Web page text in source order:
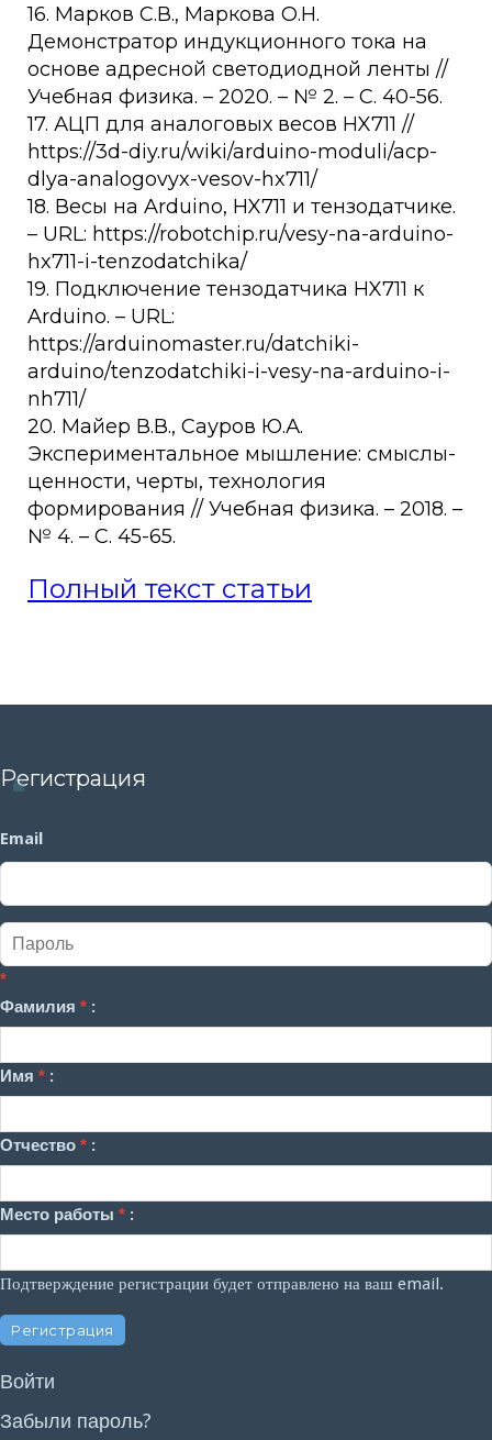
16. Марков С.В., Маркова О.Н.
Демонстратор индукционного тока на
основе адресной светодиодной ленты //
Учебная физика. – 2020. – № 2. – С. 40-56.
17. АЦП для аналоговых весов HX711 //
https://3d-diy.ru/wiki/arduino-moduli/acp-
dlya-analogovyx-vesov-hx711/
18. Весы на Arduino, HX711 и тензодатчике.
– URL: https://robotchip.ru/vesy-na-arduino-
hx711-i-tenzodatchika/
19. Подключение тензодатчика HX711 к
Arduino. – URL:
https://arduinomaster.ru/datchiki-
arduino/tenzodatchiki-i-vesy-na-arduino-i-
nh711/
20. Майер В.В., Сауров Ю.А.
Экспериментальное мышление: смыслы-
ценности, черты, технология
формирования // Учебная физика. – 2018. –
№ 4. – С. 45-65.
Полный текст статьи
Регистрация
Email
*
Фамилия * :
Имя * :
Отчество * :
Место работы * :
Подтверждение регистрации будет отправлено на ваш email.
Войти
Забыли пароль?